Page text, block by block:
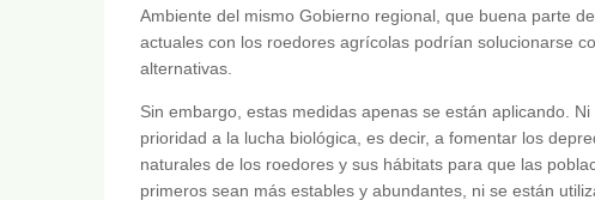
Ambiente del mismo Gobierno regional, que buena parte
actuales con los roedores agrícolas podrían solucionarse
alternativas.
Sin embargo, estas medidas apenas se están aplicando.
prioridad a la lucha biológica, es decir, a fomentar los
naturales de los roedores y sus hábitats para que las
primeros sean más estables y abundantes, ni se están